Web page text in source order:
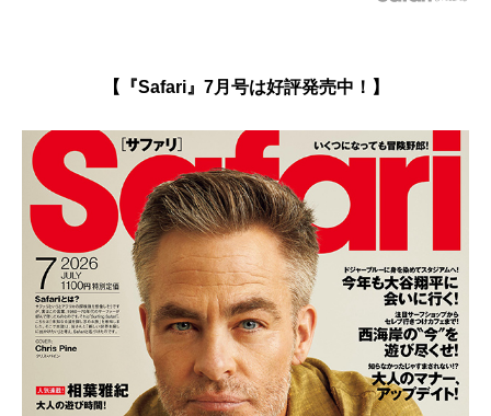
【『Safari』7月号は好評発売中！】